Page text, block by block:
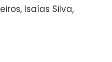
Isaías Silva,